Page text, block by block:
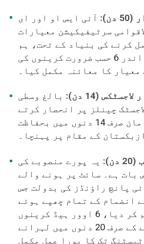
آئی ایس او اور ای
سرٹیفیکیشن معیارات
کرنے کی بنیاد کے تحت، ہم
نے 50 دنوں کے اندر 6 حسب ضرورت کرینوں کی
معیار کا معائنہ مکمل کیا۔
(14 دن):
بالغ وسطی
چینلز پر انحصار کرتے
ہوئے، یہ سامان صرف 14 دنوں میں بحفاظت
ازبکستان کے مقام پر پہنچا۔
یہ پورے منصوبے کی
بات ہے۔ سائٹ پر ہونے والے
پانچ راؤنڈز کی بدولت جس
انضمام کے تمام چھپے ہوئے
خطرات کو ختم کر دیا، 6 اوور ہیڈ کرینوں
نے اپنے پہنچنے کے صرف 20 دنوں میں لہرانے
تک کا پورا عمل مکمل